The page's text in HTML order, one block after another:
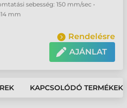
sebesség: 150 mm/sec •
mm
Rendelésre
AJÁNLAT
KAPCSOLÓDÓ TERMÉKEK